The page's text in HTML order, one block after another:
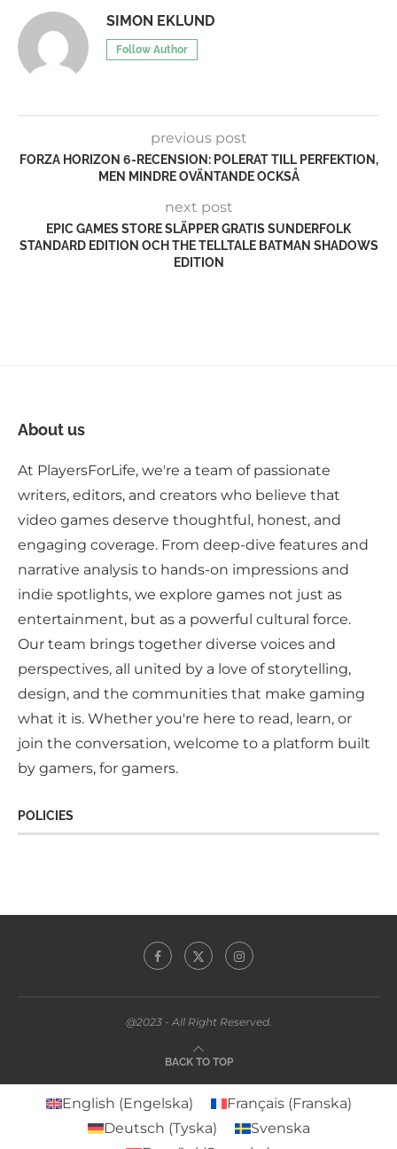
SIMON EKLUND
Follow Author
previous post
FORZA HORIZON 6-RECENSION: POLERAT TILL PERFEKTION,
MEN MINDRE OVÄNTANDE OCKSÅ
next post
EPIC GAMES STORE SLÄPPER GRATIS SUNDERFOLK
STANDARD EDITION OCH THE TELLTALE BATMAN SHADOWS
EDITION
About us
At PlayersForLife, we're a team of passionate
writers, editors, and creators who believe that
video games deserve thoughtful, honest, and
engaging coverage. From deep-dive features and
narrative analysis to hands-on impressions and
indie spotlights, we explore games not just as
entertainment, but as a powerful cultural force.
Our team brings together diverse voices and
perspectives, all united by a love of storytelling,
design, and the communities that make gaming
what it is. Whether you're here to read, learn, or
join the conversation, welcome to a platform built
by gamers, for gamers.
POLICIES
@2023 - All Right Reserved.
BACK TO TOP
English (Engelska) Français(Franska)
Deutsch (Tyska)
Svenska